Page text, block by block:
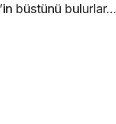
büstünü bulurlar…